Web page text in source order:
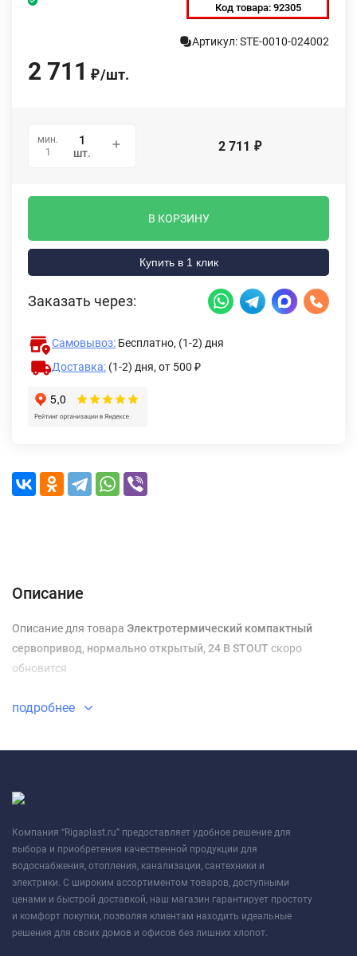
Код товара: 92305
Артикул: STE-0010-024002
2 711 ₽/шт.
мин.
1
шт. 2 711 ₽
В КОРЗИНУ
Купить в 1 клик
Заказать через:
Самовывоз: Бесплатно, (1-2) дня
Доставка: (1-2) дня, от 500 ₽
Описание
Описание для товара Электротермический компактный
сервопривод, нормально открытый, 24 В STOUT скоро
обновится
подробнее
Компания “Rigaplast.ru” предоставляет удобное решение для
выбора и приобретения качественной продукции для
водоснабжения, отопления, канализации, сантехники и
электрики. С широким ассортиментом товаров, доступными
ценами и быстрой доставкой, наш магазин гарантирует простоту
и комфорт покупки, позволяя клиентам находить идеальные
решения для своих домов и офисов без лишних хлопот.